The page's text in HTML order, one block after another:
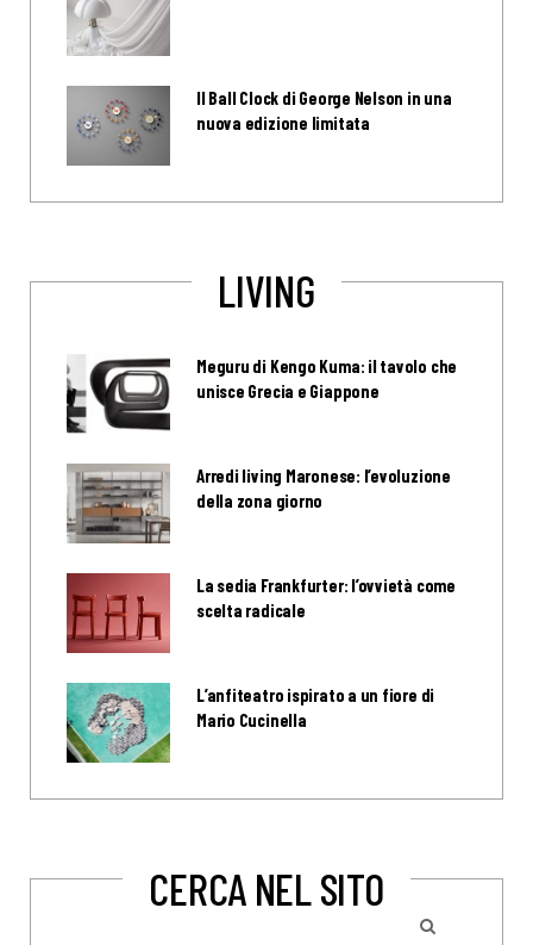
Il Ball Clock di George Nelson in una
nuova edizione limitata
LIVING
Meguru di Kengo Kuma: il tavolo che
unisce Grecia e Giappone
Arredi living Maronese: l’evoluzione
della zona giorno
La sedia Frankfurter: l’ovvietà come
scelta radicale
L’anfiteatro ispirato a un fiore di
Mario Cucinella
CERCA NEL SITO